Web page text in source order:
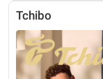
Tchibo